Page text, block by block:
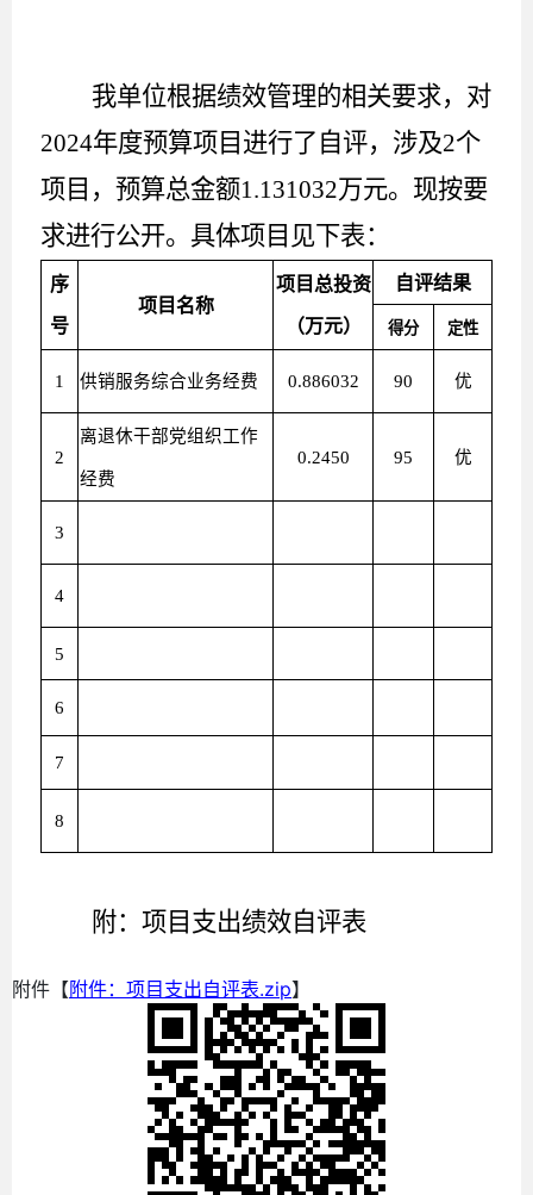
我单位根据绩效管理的相关要求，对
2024年度预算项目进行了自评，涉及2个
项目，预算总金额1.131032万元。现按要
求进行公开。具体项目见下表：
序
号
项目名称
项目 总投资
（万元）
自评结果
得分 定性
1 供销服务综合业务经费 0.886032 90 优
2
离退休干部党组织工作
经费
0.2450 95 优
3
4
5
6
7
8
附：项目支出绩效自评表
附件【附件：项目支出自评表.zip】